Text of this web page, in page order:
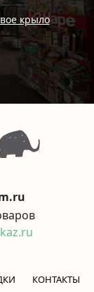
крыло
КОНТАКТЫ